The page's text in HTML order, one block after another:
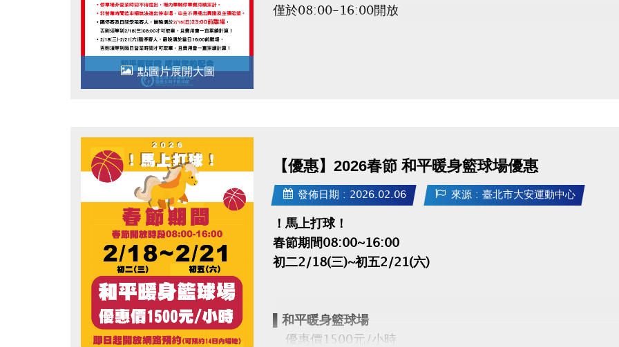
點圖片展開大圖
僅於08:00-16:00開放
● 2/18(三)~2/21(六)臨停客人，最晚須於當日16:00前離場，
用會一直累績計算！
【優惠】2026春節 和平暖身籃球場優惠
發佈日期 : 2026.02.06 來源 : 臺北市大安運動中心
！馬上打球！
春節期間08:00~16:00
初二2/18(三)~初五2/21(六)
▌和平暖身籃球場
優惠價1500元/小時